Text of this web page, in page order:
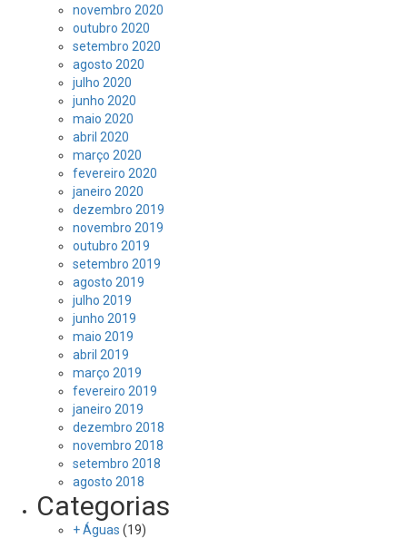
novembro 2020
outubro 2020
setembro 2020
agosto 2020
julho 2020
junho 2020
maio 2020
abril 2020
março 2020
fevereiro 2020
janeiro 2020
dezembro 2019
novembro 2019
outubro 2019
setembro 2019
agosto 2019
julho 2019
junho 2019
maio 2019
abril 2019
março 2019
fevereiro 2019
janeiro 2019
dezembro 2018
novembro 2018
setembro 2018
agosto 2018
Categorias
+ Águas (19)